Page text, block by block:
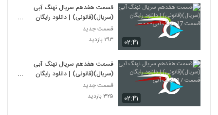
۰۲:۴۱
قسمت هفدهم سریال نهنگ آبی
(سریال)(قانونی) | دانلود رایگان
قسمت 17 نهنگ آبی- - - --
قسمت جدید
۲۹۳ بازدید
۰۲:۴۱
قسمت هفدهم سریال نهنگ آبی
(سریال)(قانونی) | دانلود رایگان
قسمت 17 نهنگ آبی-- -
قسمت جدید
۳۲۵ بازدید